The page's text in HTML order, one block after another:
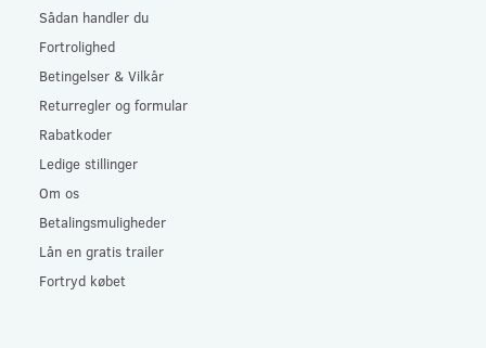
Sådan handler du
Fortrolighed
Betingelser & Vilkår
Returregler og formular
Rabatkoder
Ledige stillinger
Om os
Betalingsmuligheder
Lån en gratis trailer
Fortryd købet